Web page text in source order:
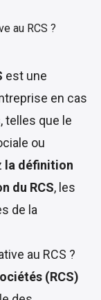
est une
en cas
telles que le
ou
la définition
du RCS, les
de la
au RCS ?
(RCS)